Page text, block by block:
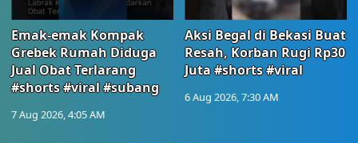
Emak-emak Kompak
Grebek Rumah Diduga
Jual Obat Terlarang
#shorts #viral #subang
7 Aug 2026, 4:05 AM
Aksi Begal di Bekasi Buat
Resah, Korban Rugi Rp30
Juta #shorts #viral
6 Aug 2026, 7:30 AM